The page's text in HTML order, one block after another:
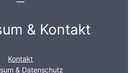
& Kontakt
Kontakt
& Datenschutz